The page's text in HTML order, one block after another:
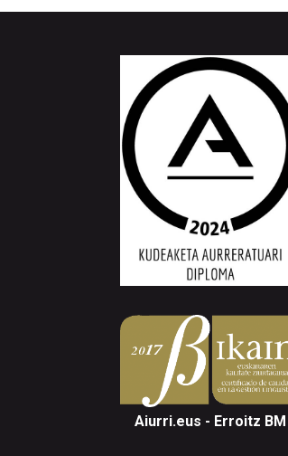
Aiurri.eus - Erroitz BM